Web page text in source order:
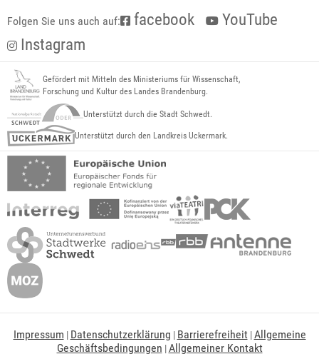
Folgen Sie uns auch auf: facebook
YouTube
Instagram
Gefördert mit Mitteln des Ministeriums für Wissenschaft,
Forschung und Kultur des Landes Brandenburg.
Unterstützt durch die Stadt Schwedt.
Unterstützt durch den Landkreis Uckermark.
Impressum | Datenschutzerklärung | Barrierefreiheit|Allgemeine
Geschäftsbedingungen |Allgemeiner Kontakt